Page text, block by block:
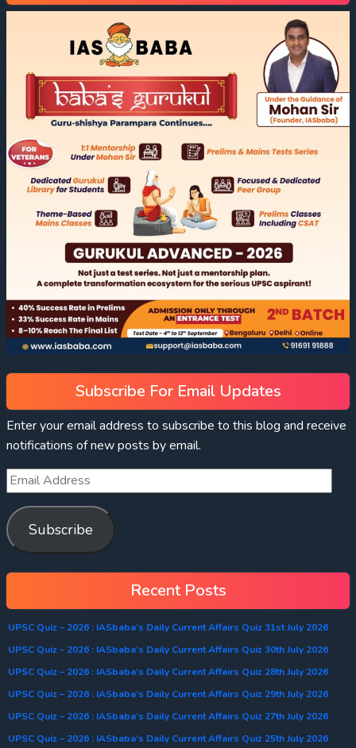
Subscribe For Email Updates
Enter your email address to subscribe to this blog and receive
notifications of new posts by email.
Subscribe
Recent Posts
UPSC Quiz – 2026 : IASbaba’s Daily Current Affairs Quiz 31st July 2026
UPSC Quiz – 2026 : IASbaba’s Daily Current Affairs Quiz 30th July 2026
UPSC Quiz – 2026 : IASbaba’s Daily Current Affairs Quiz 28th July 2026
UPSC Quiz – 2026 : IASbaba’s Daily Current Affairs Quiz 29th July 2026
UPSC Quiz – 2026 : IASbaba’s Daily Current Affairs Quiz 27th July 2026
UPSC Quiz – 2026 : IASbaba’s Daily Current Affairs Quiz 25th July 2026